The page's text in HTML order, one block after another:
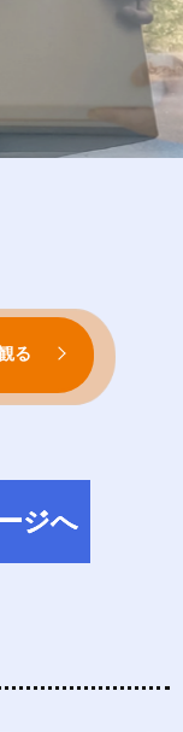
る
ジへ